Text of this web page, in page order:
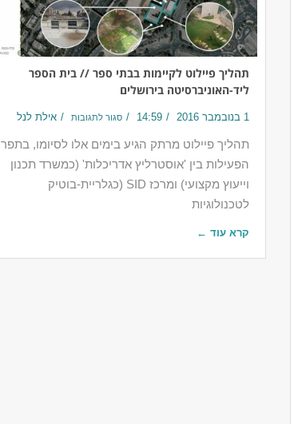
תהליך פיילוט לקיימות בבתי ספר // בית הספר
ליד-האוניברסיטה בירושלים
1 בנובמבר 2016 14:59 סגור לתגובות אילת לנל
תהליך פיילוט מרתק הגיע בימים אלו לסיומו, בתפר
הפעילות בין 'אוסטרליץ אדריכלות' (כמשרד תכנון
וייעוץ מקצועי) ומרכז SID (כגלריית-בוטיק
לטכנולוגיות
קרא עוד ←